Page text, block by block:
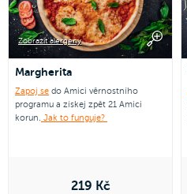
Zobrazit alergeny
Margherita
Zapoj se do Amici věrnostního
programu a získej zpět 21 Amici
korun. Jak to funguje?
219 Kč